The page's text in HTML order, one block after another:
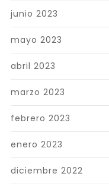
junio 2023
mayo 2023
abril 2023
marzo 2023
febrero 2023
enero 2023
diciembre 2022